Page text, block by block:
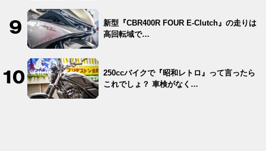
新型『CBR400R FOUR E-Clutch』の走りは
高回転域で…
250ccバイクで『昭和レトロ』って言ったら
これでしょ？ 車検がなく…